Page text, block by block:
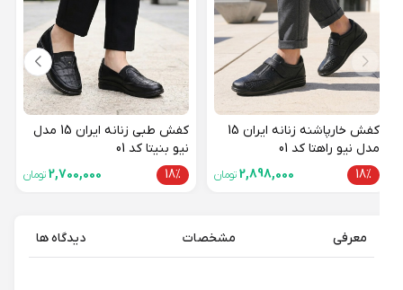
کفش خارپاشنه زنانه ایران 15
مدل نیو راهتا کد 01
18%
2,898,000تومان
کفش طبی زنانه ایران 15 مدل
نیو بنیتا کد 01
18%
2,700,000 تومان
معرفی مشخصات دیدگاه ها